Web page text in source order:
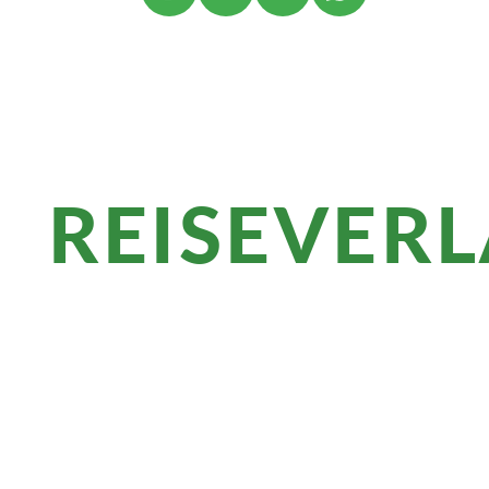
Diese Wandertour gibt es auch in der